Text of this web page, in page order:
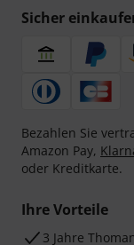
Sicher
Bezahlen Sie
Amazon Pay,
oder Kreditkarte.
Ihre Vorteile
3 Jahre